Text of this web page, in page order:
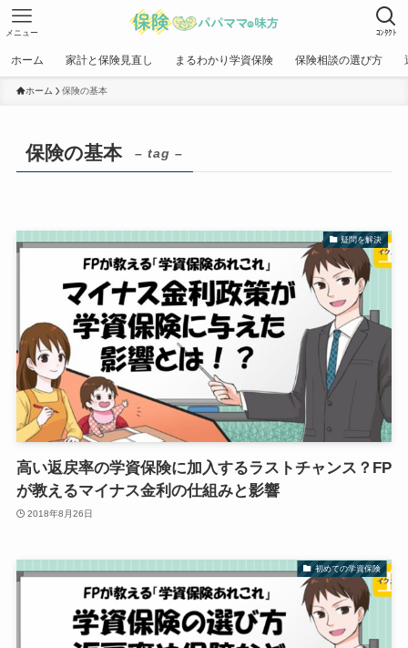
ｺﾝﾀｸﾄ
メニュー
ホーム 家計と保険見直し まるわかり学資保険 保険相談の選び方
ホーム 保険の基本
保険の基本 – tag –
疑問を解決
高い返戻率の学資保険に加入するラストチャンス？FP
が教えるマイナス金利の仕組みと影響
2018年8月26日
初めての学資保険